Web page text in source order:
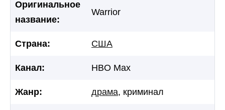
Оригинальное
название:
Warrior
Страна: США
Канал: HBO Max
Жанр: драма, криминал